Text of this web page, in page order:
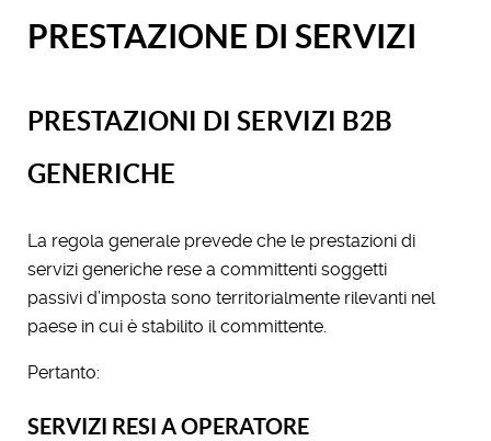
PRESTAZIONE DI SERVIZI
PRESTAZIONI DI SERVIZI B2B
GENERICHE
La regola generale prevede che le prestazioni di
servizi generiche rese a committenti soggetti
passivi d’imposta sono territorialmente rilevanti nel
paese in cui è stabilito il committente.
Pertanto:
SERVIZI RESI A OPERATORE